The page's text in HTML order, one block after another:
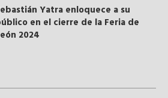
Yatra enloquece a su
en el cierre de la Feria de
2024